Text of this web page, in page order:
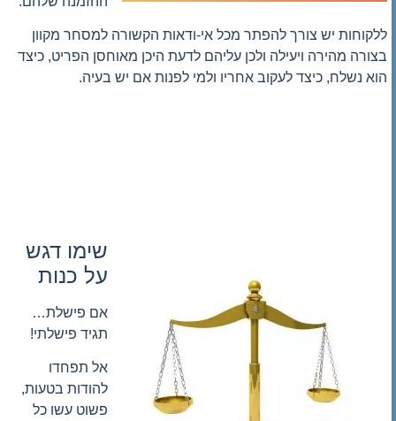
ללקוחות יש צורך להפתר מכל אי-ודאות הקשורה למסחר מקוון
בצורה מהירה ויעילה ולכן עליהם לדעת היכן מאוחסן הפריט, כיצד
הוא נשלח, כיצד לעקוב אחריו ולמי לפנות אם יש בעיה.
שימו דגש
על כנות
אם פישלת…
תגיד פישלתי!
אל תפחדו
להודות בטעות,
פשוט עשו כל